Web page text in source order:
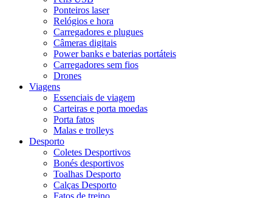
Ponteiros laser
Relógios e hora
Carregadores e plugues
Câmeras digitais
Power banks e baterias portáteis
Carregadores sem fios
Drones
Viagens
Essenciais de viagem
Carteiras e porta moedas
Porta fatos
Malas e trolleys
Desporto
Coletes Desportivos
Bonés desportivos
Toalhas Desporto
Calças Desporto
Fatos de treino